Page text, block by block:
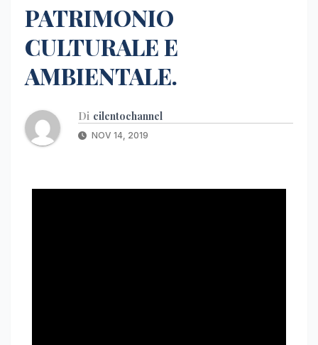
PATRIMONIO
CULTURALE E
AMBIENTALE.
Di cilentochannel
NOV 14, 2019